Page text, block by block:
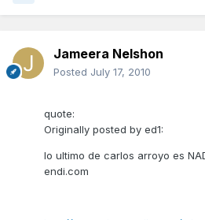
Jameera Nelshon
Posted July 17, 2010
quote:
Originally posted by ed1:
lo ultimo de carlos arroyo es
endi.com